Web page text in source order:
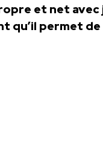
et net
qu’il permet